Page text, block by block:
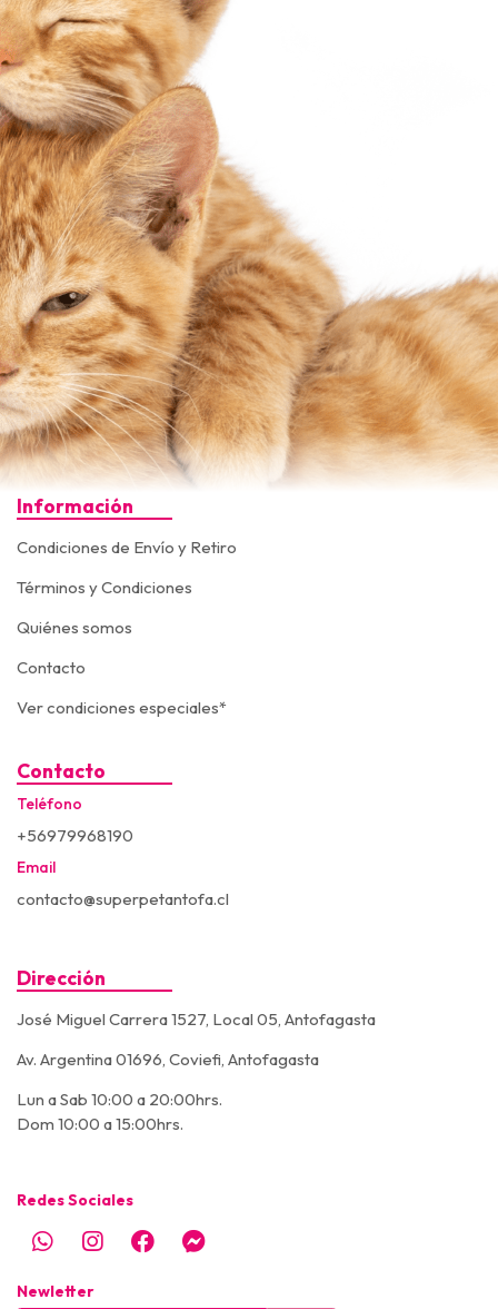
Información
Condiciones de Envío y Retiro
Términos y Condiciones
Quiénes somos
Contacto
Ver condiciones especiales*
Contacto
Teléfono
+56979968190
Email
contacto@superpetantofa.cl
Dirección
José Miguel Carrera 1527, Local 05, Antofagasta
Av. Argentina 01696, Coviefi, Antofagasta
Lun a Sab 10:00 a 20:00hrs.
Dom 10:00 a 15:00hrs.
Redes Sociales
Newletter